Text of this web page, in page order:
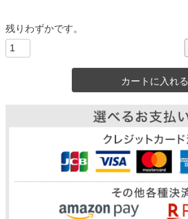
残りわずかです。
カートに入れる